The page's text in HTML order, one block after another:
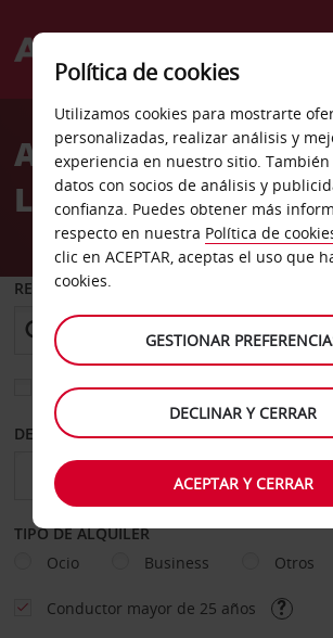
Welcome
AvisAlquiler de coches
Leverkusen
RECOGER EN
Elegir otra oficina de devolución
DESDE HASTA
TIPO DE ALQUILER
Ocio
Business Otros
Conductor mayor de 25 años
Política de cookies
Utilizamos cookies para mostrarte
personalizadas, realizar análisis y
experiencia en nuestro sitio.
datos con socios de análisis y
confianza. Puedes obtener más
respecto en nuestra Política de
clic en ACEPTAR, aceptas el uso que
cookies.
GESTIONAR
DECLINAR Y CERRAR
ACEPTAR Y CERRAR